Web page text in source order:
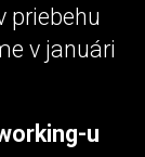
priebehu
v januári
u